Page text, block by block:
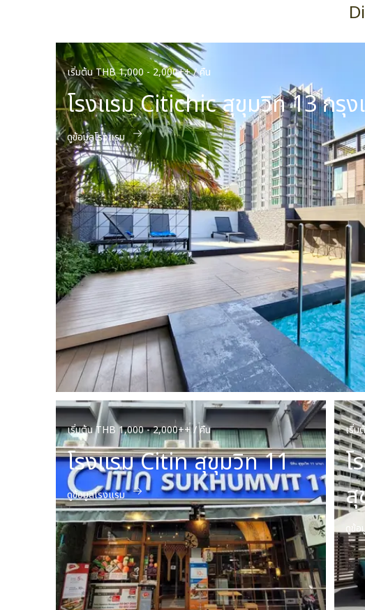
เริ่มต้น THB 1,000 - 2,000++ / คืน
โรงแรม Citichic สุขุมวิท 13 กรุง
ดูข้อมูลโรงแรม
เริ่มต้น THB 1,000 - 2,000++ / คืน
โรงแรม Citin สุขุมวิท 11
ดูข้อมูลโรงแรม
เริ่ม
โ
สุ
ดูข้อ